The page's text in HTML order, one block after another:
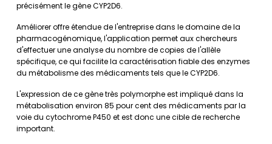
précisément le gène CYP2D6.
Améliorer offre étendue de l'entreprise dans le domaine de la
pharmacogénomique, l'application permet aux chercheurs
d'effectuer une analyse du nombre de copies de l'allèle
spécifique, ce qui facilite la caractérisation fiable des enzymes
du métabolisme des médicaments tels que le CYP2D6.
L'expression de ce gène très polymorphe est impliqué dans la
métabolisation environ 85 pour cent des médicaments par la
voie du cytochrome P450 et est donc une cible de recherche
important.